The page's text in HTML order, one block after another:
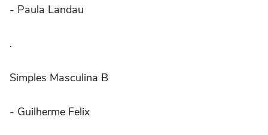
- Paula Landau
.
Simples Masculina B
- Guilherme Felix